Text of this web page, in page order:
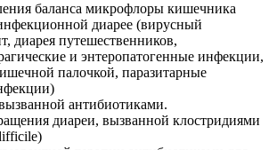
баланса микрофлоры кишечника
диарее (вирусный
диарея путешественников,
и энтеропатогенные инфекции,
палочкой, паразитарные
антибиотиками.
диареи, вызванной клостридиями